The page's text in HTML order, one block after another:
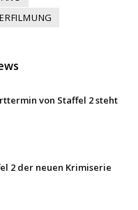
von Staffel 2 steht
2 der neuen Krimiserie